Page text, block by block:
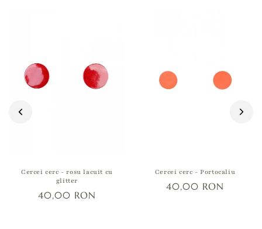
Cercei cerc - rosu lacuit cu
glitter
40,00 RON
Cercei cerc - Portocaliu
40,00 RON